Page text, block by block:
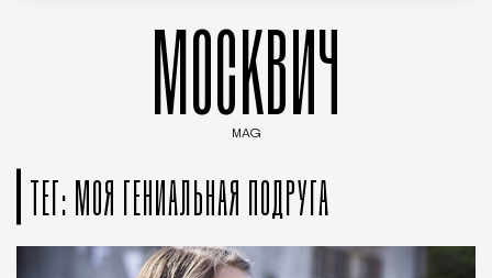
МОСКВИЧ
MAG
ТЕГ: МОЯ ГЕНИАЛЬНАЯ ПОДРУГА